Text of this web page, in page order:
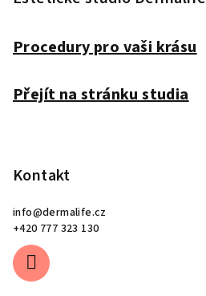
Procedury pro vaši krásu
Přejít na stránku studia
Kontakt
info@dermalife.cz
+420 777 323 130